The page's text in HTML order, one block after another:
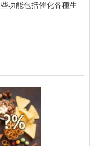
功能包括催化各種生